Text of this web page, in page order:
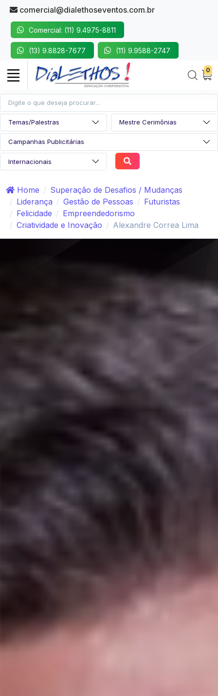
comercial@dialethoseventos.com.br
Comercial: (11) 9.4975-8811
(13) 9.8828-7677 (11) 9.9588-2747
0
Home
Superação de Desafios / Mudanças
Liderança
Gestão de Pessoas
Futuristas
Felicidade
Empreendedorismo
Criatividade e Inovação
Alexandre Correa Lima